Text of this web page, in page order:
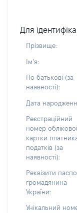
Для
Прізвище:
Імʼя:
По батькові (за
наявності):
Дата
Реєстраційний
номер облікової
картки
податків (за
наявності):
Реквізити
громадянина
України:
Унікальний